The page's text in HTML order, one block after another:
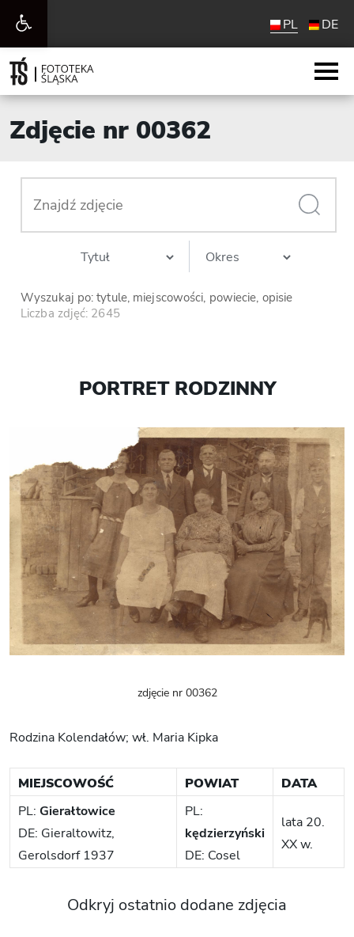
Otwórz
pasek
narzędzi
PL DE
Zdjęcie nr 00362
Wyszukaj po: tytule, miejscowości, powiecie, opisie
Liczba zdjęć: 2645
PORTRET RODZINNY
zdjęcie nr 00362
Rodzina Kolendałów; wł. Maria Kipka
MIEJSCOWOŚĆ POWIAT
DATA
PL: Gierałtowice
DE: Gieraltowitz,
Gerolsdorf 1937
PL:
kędzierzyński
DE: Cosel
lata 20.
XX w.
Odkryj ostatnio dodane zdjęcia